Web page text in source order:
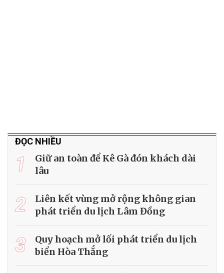
ĐỌC NHIỀU
1
Giữ an toàn để Kê Gà đón khách dài
lâu
2
Liên kết vùng mở rộng không gian
phát triển du lịch Lâm Đồng
3
Quy hoạch mở lối phát triển du lịch
biển Hòa Thắng